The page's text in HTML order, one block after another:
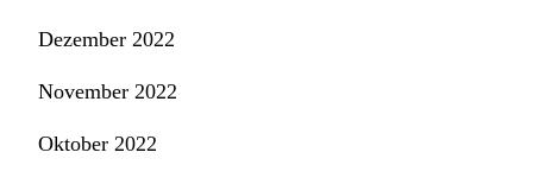
Dezember 2022
November 2022
Oktober 2022